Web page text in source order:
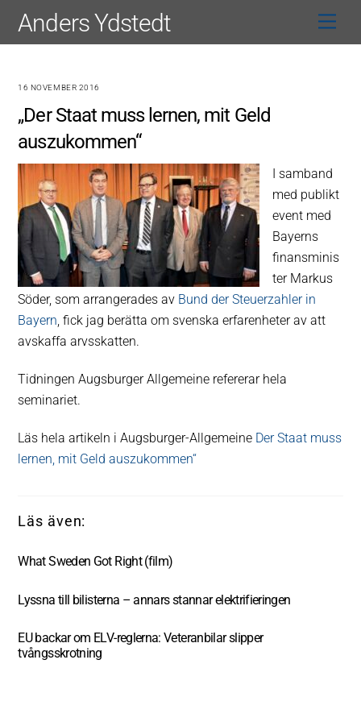
Anders Ydstedt
16 NOVEMBER 2016
„Der Staat muss lernen, mit Geld
auszukommen“
I samband
med publikt
event med
Bayerns
finansminis
ter Markus
Söder, som arrangerades av Bund der Steuerzahler in
Bayern, fick jag berätta om svenska erfarenheter av att
avskaffa arvsskatten.
Tidningen Augsburger Allgemeine refererar hela
seminariet.
Läs hela artikeln i Augsburger-Allgemeine Der Staat muss
lernen, mit Geld auszukommen“
What Sweden Got Right (film)
Lyssna till bilisterna – annars stannar elektrifieringen
EU backar om ELV-reglerna: Veteranbilar slipper
tvångsskrotning